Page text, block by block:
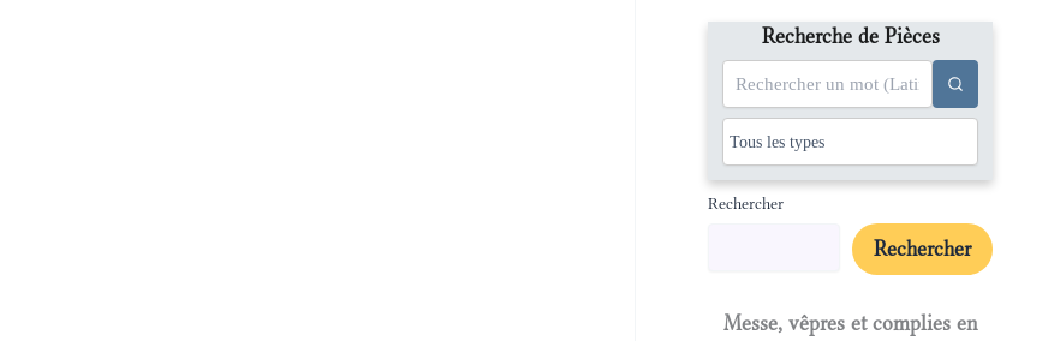
Recherche de Pièces
Rechercher
Rechercher
Messe, vêpres et complies en